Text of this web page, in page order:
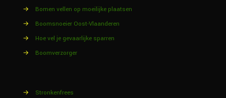
→
Bomen vellen op moeilijke plaatsen
→
Boomsnoeier Oost-Vlaanderen
→
Hoe vel je gevaarlijke sparren
→
Boomverzorger
→
Stronkenfrees